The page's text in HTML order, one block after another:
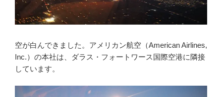
空が白んできました。アメリカン航空（American Airlines,
Inc.）の本社は、ダラス・フォートワース国際空港に隣接
しています。